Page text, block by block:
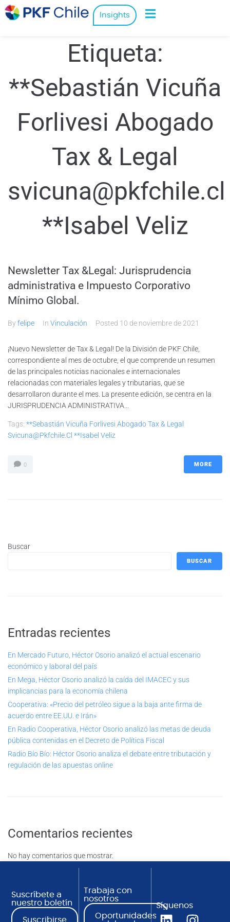
Insights
Etiqueta:
**Sebastián Vicuña
Forlivesi Abogado
Tax & Legal
svicuna@pkfchile.cl
**Isabel Veliz
Newsletter Tax &Legal: Jurisprudencia
administrativa e Impuesto Corporativo
Mínimo Global.
Byfelipe In Vinculación Posted 10 de noviembre de 2021
¡Nuevo Newsletter de Tax & Legal! De la División de PKF Chile,
correspondiente al mes de octubre, el que comprende un resumen
de las principales noticias nacionales e internacionales
relacionadas con materiales legales y tributarias, que se
desarrollaron durante el mes. La presente edición, se centra en la
JURISPRUDENCIA ADMINISTRATIVA...
Tags: **Sebastián Vicuña Forlivesi Abogado Tax & Legal
Svicuna@pkfchile.cl **Isabel Veliz
0 MORE
Buscar
BUSCAR
Entradas recientes
En Mercado Futuro, Héctor Osorio analizó el actual escenario
económico y laboral del país
En Mega, Héctor Osorio analizó la caída del IMACEC y sus
implicancias para la economía chilena
Cooperativa: «Precio del petróleo sigue a la baja ante firma de
acuerdo entre EE.UU. e Irán»
En Radio Cooperativa, Héctor Osorio analizó las metas de deuda
pública contenidas en el Decreto de Política Fiscal
Radio Bío Bío: Héctor Osorio analiza el debate entre tributación y
regulación de las apuestas online
Comentarios recientes
No hay comentarios que mostrar.
Suscríbete a
nuestro boletín
Trabaja con
nosotros
Oportunidades
Síguenos